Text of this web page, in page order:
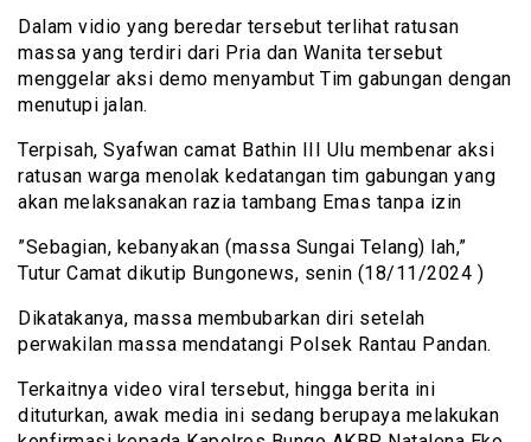
Dalam vidio yang beredar tersebut terlihat ratusan
massa yang terdiri dari Pria dan Wanita tersebut
menggelar aksi demo menyambut Tim gabungan dengan
menutupi jalan.
Terpisah, Syafwan camat Bathin III Ulu membenar aksi
ratusan warga menolak kedatangan tim gabungan yang
akan melaksanakan razia tambang Emas tanpa izin
”Sebagian, kebanyakan (massa Sungai Telang) lah,”
Tutur Camat dikutip Bungonews, senin (18/11/2024 )
Dikatakanya, massa membubarkan diri setelah
perwakilan massa mendatangi Polsek Rantau Pandan.
Terkaitnya video viral tersebut, hingga berita ini
dituturkan, awak media ini sedang berupaya melakukan